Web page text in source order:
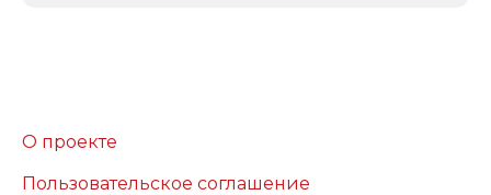
О проекте
Пользовательское соглашение